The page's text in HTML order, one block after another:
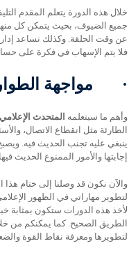
خلال هذه الدورة يتعلم المقدم
جميع الضيوف، بحيث يتمكن كل
عن وقت الحلقة. وكذلك تساعد
فلا يتم الإسهاب في فكرة على
· مواجهة
وأهم ما سيتعلمه المتحدث
الطارئة مثل انقطاع الاتصال،
ينبغي عليه تجنب الحديث فيه.
إجابتها والأمور الممنوع الحديث
والآن نكون قد وصلنا إلى ختام هذا
لتطوير مهاراتي في الظهور
لأخذ هذه الدورات ستكون بمثابة
الطريق الصحيح. كما يمكنكم من
لتطويرها ومعرفة نقاط القوة